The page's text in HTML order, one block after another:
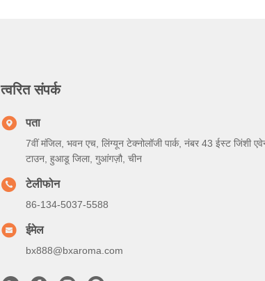
त्वरित संपर्क
पता
7वीं मंजिल, भवन एच, लिंग्यून टेक्नोलॉजी पार्क, नंबर 43 ईस्ट जिंशी
टाउन, हुआडू जिला, गुआंगज़ौ, चीन
टेलीफोन
86-134-5037-5588
ईमेल
bx888@bxaroma.com